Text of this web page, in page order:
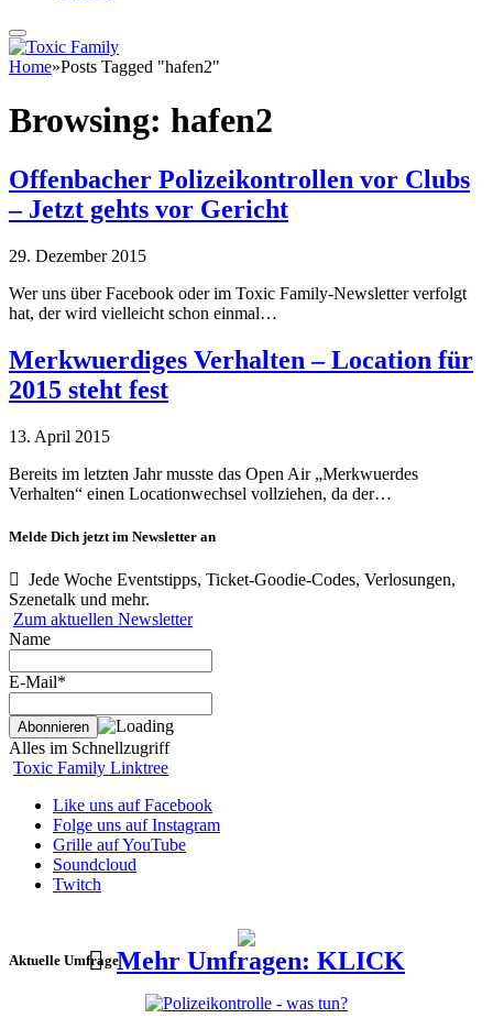
Home»Posts Tagged "hafen2"
Browsing: hafen2
Offenbacher Polizeikontrollen vor Clubs
– Jetzt gehts vor Gericht
29. Dezember 2015
Wer uns über Facebook oder im Toxic Family-Newsletter verfolgt
hat, der wird vielleicht schon einmal…
Merkwuerdiges Verhalten – Location für
2015 steht fest
13. April 2015
Bereits im letzten Jahr musste das Open Air „Merkwuerdes
Verhalten“ einen Locationwechsel vollziehen, da der…
Melde Dich jetzt im Newsletter an
Jede Woche Eventstipps, Ticket-Goodie-Codes, Verlosungen,
Szenetalk und mehr.
Zum aktuellen Newsletter
Name
E-Mail*
Alles im Schnellzugriff
Toxic Family Linktree
Like uns auf Facebook
Folge uns auf Instagram
Grille auf YouTube
Soundcloud
Twitch
Aktuelle UmfrageMehr Umfragen: KLICK